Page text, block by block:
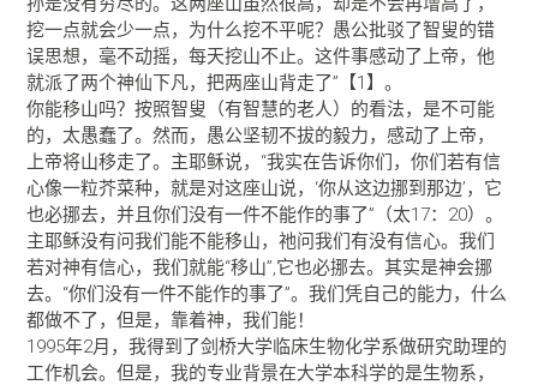
挖一点就会少一点，为什么挖不平呢？愚公批驳了智叟的错
误思想，毫不动摇，每天挖山不止。这件事感动了上帝，他
就派了两个神仙下凡，把两座山背走了”【1】。
你能移山吗？按照智叟（有智慧的老人）的看法，是不可能
的，太愚蠢了。然而，愚公坚韧不拔的毅力，感动了上帝，
上帝将山移走了。主耶稣说，“我实在告诉你们，你们若有信
心像一粒芥菜种，就是对这座山说，‘你从这边挪到那边’，它
也必挪去，并且你们没有一件不能作的事了”（太17：20）。
主耶稣没有问我们能不能移山，祂问我们有没有信心。我们
若对神有信心，我们就能“移山”,它也必挪去。其实是神会挪
去。“你们没有一件不能作的事了”。我们凭自己的能力，什么
都做不了，但是，靠着神，我们能！
1995年2月，我得到了剑桥大学临床生物化学系做研究助理的
工作机会。但是，我的专业背景在大学本科学的是生物系，